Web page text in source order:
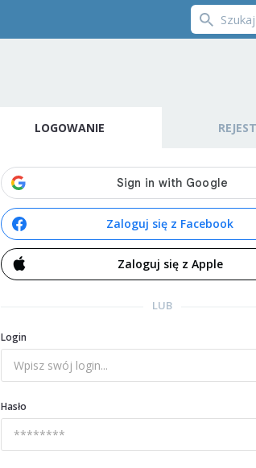
LOGOWANIE
Zaloguj się z Facebook
Zaloguj się z Apple
LUB
Login
Hasło